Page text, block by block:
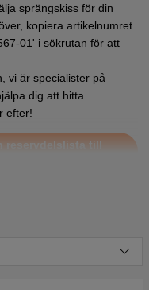
sprängskiss för din
kopiera artikelnumret
01' i sökrutan för att
vi är specialister på
dig att hitta
efter!
reservdelslista till